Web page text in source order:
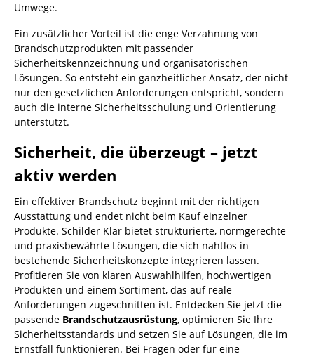
Umwege.
Ein zusätzlicher Vorteil ist die enge Verzahnung von
Brandschutzprodukten mit passender
Sicherheitskennzeichnung und organisatorischen
Lösungen. So entsteht ein ganzheitlicher Ansatz, der nicht
nur den gesetzlichen Anforderungen entspricht, sondern
auch die interne Sicherheitsschulung und Orientierung
unterstützt.
Sicherheit, die überzeugt – jetzt
aktiv werden
Ein effektiver Brandschutz beginnt mit der richtigen
Ausstattung und endet nicht beim Kauf einzelner
Produkte. Schilder Klar bietet strukturierte, normgerechte
und praxisbewährte Lösungen, die sich nahtlos in
bestehende Sicherheitskonzepte integrieren lassen.
Profitieren Sie von klaren Auswahlhilfen, hochwertigen
Produkten und einem Sortiment, das auf reale
Anforderungen zugeschnitten ist. Entdecken Sie jetzt die
passende Brandschutzausrüstung, optimieren Sie Ihre
Sicherheitsstandards und setzen Sie auf Lösungen, die im
Ernstfall funktionieren. Bei Fragen oder für eine